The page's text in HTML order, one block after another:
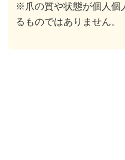
※爪の質や状態が個人個
るものではありません。